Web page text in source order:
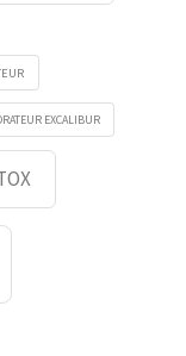
EXCALIBUR